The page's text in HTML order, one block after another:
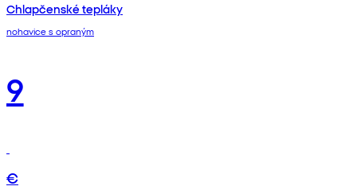
Chlapčenské tepláky
nohavice s opraným
9
€